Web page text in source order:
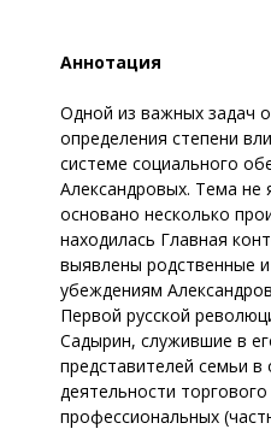
Аннотация
Одной из важных задач
определения степени
системе социального
Александровых. Тема не
основано несколько
находилась Главная
выявлены родственные
убеждениям
Первой русской
Садырин, служившие в
представителей семьи
деятельности
профессиональных